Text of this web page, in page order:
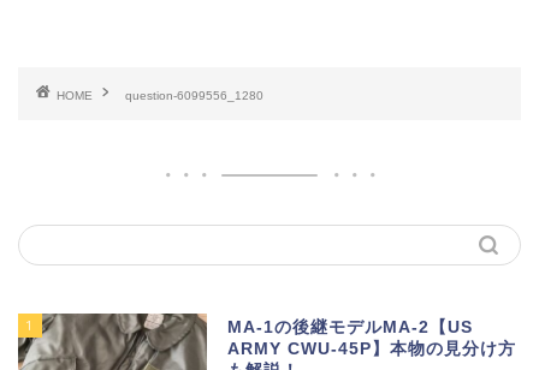
HOME question-6099556_1280
1
MA-1の後継モデルMA-2【US
ARMY CWU-45P】本物の見分け方